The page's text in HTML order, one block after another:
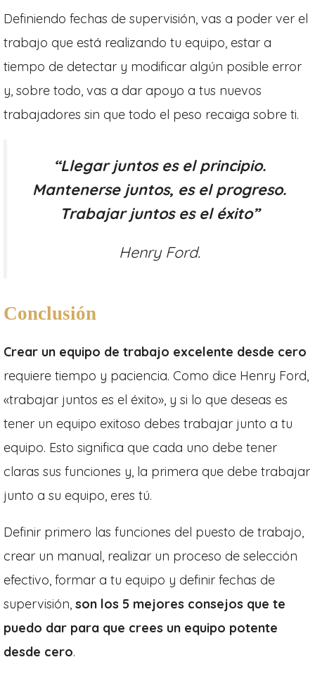
Definiendo fechas de supervisión, vas a poder ver el
trabajo que está realizando tu equipo, estar a
tiempo de detectar y modificar algún posible error
y, sobre todo, vas a dar apoyo a tus nuevos
trabajadores sin que todo el peso recaiga sobre ti.
“Llegar juntos es el principio.
Mantenerse juntos, es el progreso.
Trabajar juntos es el éxito”
Henry Ford.
Conclusión
Crear un equipo de trabajo excelente desde cero
requiere tiempo y paciencia. Como dice Henry Ford,
«trabajar juntos es el éxito», y si lo que deseas es
tener un equipo exitoso debes trabajar junto a tu
equipo. Esto significa que cada uno debe tener
claras sus funciones y, la primera que debe trabajar
junto a su equipo, eres tú.
Definir primero las funciones del puesto de trabajo,
crear un manual, realizar un proceso de selección
efectivo, formar a tu equipo y definir fechas de
supervisión, son los 5 mejores consejos que te
puedo dar para que crees un equipo potente
desde cero.